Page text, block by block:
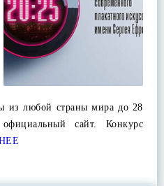
из любой страны мира до 28
сайт. Конкурс